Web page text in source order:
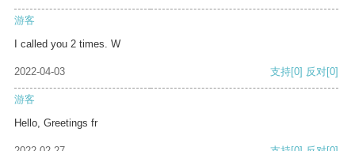
游客
I called you 2 times. W
2022-04-03 支持[0] 反对[0]
游客
Hello, Greetings fr